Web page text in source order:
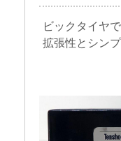
ビックタイヤ
拡張性とシン